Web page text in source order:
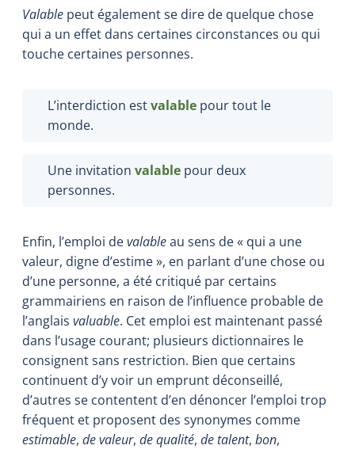
Valable peut également se dire de quelque chose
qui a un effet dans certaines circonstances ou qui
touche certaines personnes.
L’interdiction estvalable pour tout le
monde.
Une invitation valable pour deux
personnes.
Enfin, l’emploi devalableau sens de « qui a une
valeur, digne d’estime », en parlant d’une chose ou
d’une personne, a été critiqué par certains
grammairiens en raison de l’influence probable de
l’anglais valuable. Cet emploi est maintenant passé
dans l’usage courant; plusieurs dictionnaires le
consignent sans restriction. Bien que certains
continuent d’y voir un emprunt déconseillé,
d’autres se contentent d’en dénoncer l’emploi trop
fréquent et proposent des synonymes comme
estimable, de valeur, de qualité, de talent, bon,